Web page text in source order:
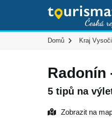
Domů Kraj
Radonín
5 tipů na
Zobrazit na